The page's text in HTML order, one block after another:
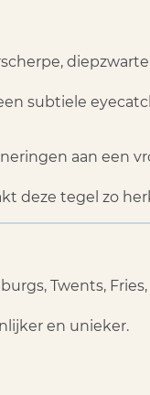
subtiele
aan een
deze tegel zo
Twents,
en unieker.